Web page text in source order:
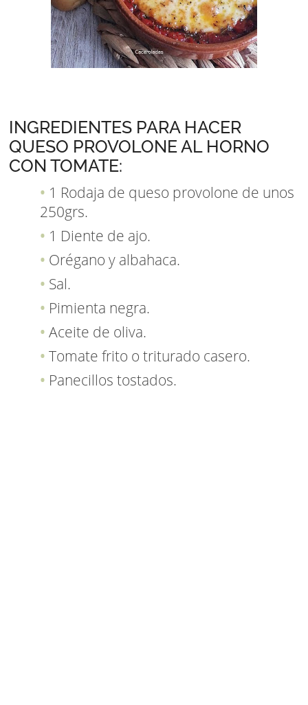
INGREDIENTES PARA HACER
QUESO PROVOLONE AL HORNO
CON TOMATE:
1 Rodaja de queso provolone de unos
250grs.
1 Diente de ajo.
Orégano y albahaca.
Sal.
Pimienta negra.
Aceite de oliva.
Tomate frito o triturado casero.
Panecillos tostados.